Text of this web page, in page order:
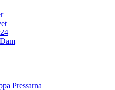
Pressarna